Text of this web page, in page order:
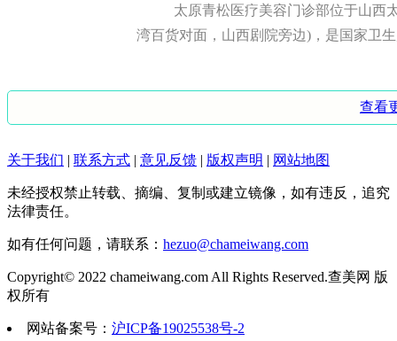
干燥是常有的事，及时的补...
上班族白领护肤办法
导语：现在多数公司都会开空调，这就
2022-09-02 15:15:53
现在多数公司都会开空调，这就容易导
么比较好的方法能帮助保湿...
太原青松医疗美容门诊部位于山西
湾百货对面，山西剧院旁边)，是国家卫
交通便利、环境幽雅，拥有优等的设备和
长治市城区郭爱萍医疗美容诊所
长治市城区郭爱萍医疗美容诊所创建
查看
关于我们 | 联系方式 | 意见反馈 | 版权声明 | 网站地图
未经授权禁止转载、摘编、复制或建立镜像，如有违反，追究
法律责任。
如有任何问题，请联系： hezuo@chameiwang.com
Copyright© 2022 chameiwang.com All Rights Reserved.查美网 版
权所有
网站备案号： 沪ICP备19025538号-2